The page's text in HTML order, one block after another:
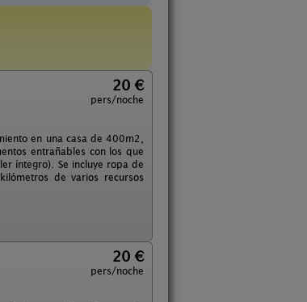
20 €
pers/noche
en una casa de 400m2,
entrañables con los que
íntegro). Se incluye ropa de
de varios recursos
20 €
pers/noche